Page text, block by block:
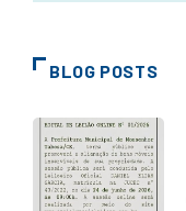
BLOG POSTS